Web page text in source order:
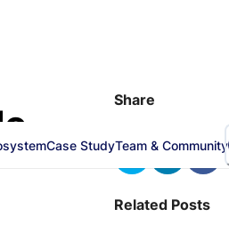
Case StudyTeam & Community
Share
Related Posts